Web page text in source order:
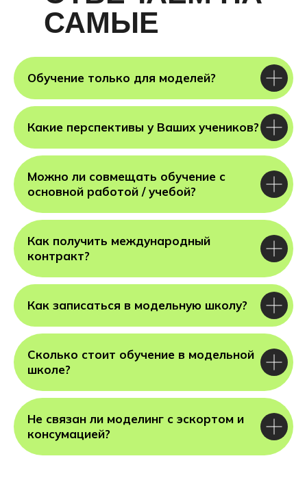
САМЫЕ
ГЛАВНЫЕ
ВОПРОСЫ
Обучение только для моделей?
Какие перспективы у Ваших учеников?
Можно ли совмещать обучение с
основной работой / учебой?
Как получить международный
контракт?
Как записаться в модельную школу?
Сколько стоит обучение в модельной
школе?
Не связан ли моделинг с эскортом и
консумацией?